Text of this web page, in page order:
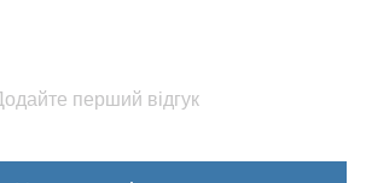
перший відгук